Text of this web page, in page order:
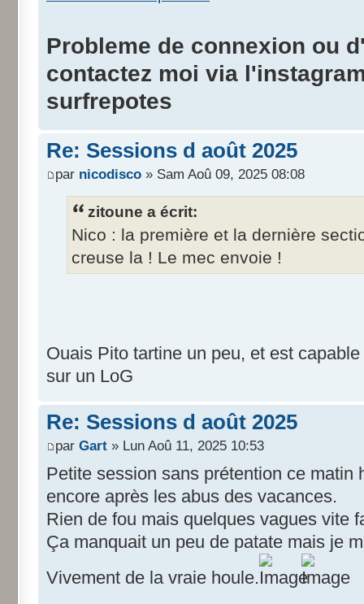
Probleme de connexion ou
contactez moi via
surfrepotes
Re: Sessions d août 2025
par nicodisco » Sam Aoû 09, 2025 08:08
zitoune a écrit:
Nico : la première et la dernière
creuse la ! Le mec envoie !
Ouais Pito tartine un peu, et est
sur un LoG
Re: Sessions d août 2025
par Gart » Lun Aoû 11, 2025 10:53
Petite session sans prétention ce matin
encore après les abus des vacances.
Rien de fou mais quelques vagues vite
Ça manquait un peu de patate mais je
Vivement de la vraie houle.